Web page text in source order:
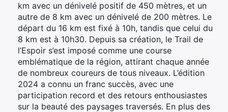
km avec un dénivelé positif de 450 mètres, et un
autre de 8 km avec un dénivelé de 200 mètres. Le
départ du 16 km est fixé à 10h, tandis que celui du
8 km est à 10h30. Depuis sa création, le Trail de
l’Espoir s’est imposé comme une course
emblématique de la région, attirant chaque année
de nombreux coureurs de tous niveaux. L’édition
2024 a connu un franc succès, avec une
participation record et des retours enthousiastes
sur la beauté des paysages traversés. En plus des